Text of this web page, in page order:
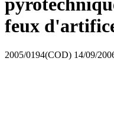
feux
2005/0194(COD) 14/09/